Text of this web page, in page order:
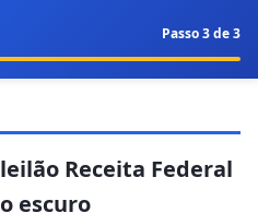
Passo3de 3
Receita Federal
escuro